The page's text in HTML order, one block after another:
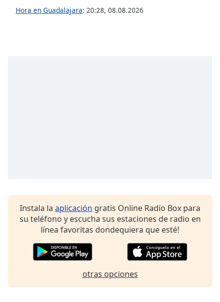
Hora en Guadalajara: 20:28, 08.08.2026
Instala la aplicación gratis Online Radio Box para
su teléfono y escucha sus estaciones de radio en
línea favoritas dondequiera que esté!
otras opciones